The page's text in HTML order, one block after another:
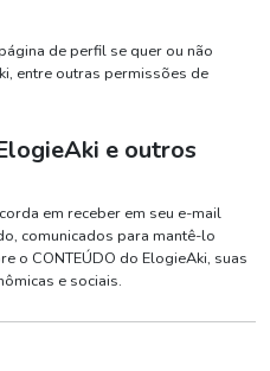
de perfil se quer ou não
entre outras permissões de
e outros
em receber em seu e-mail
comunicados para mantê-lo
o CONTEÚDO do ElogieAki, suas
e sociais.